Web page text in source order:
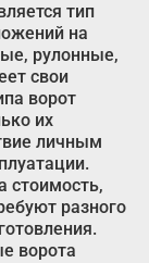
тип
на
рулонные,
свои
ворот
их
личным
стоимость,
разного
ворота